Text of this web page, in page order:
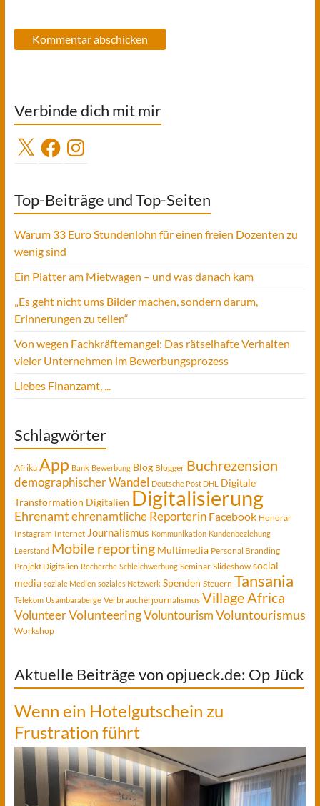
Verbinde dich mit mir
X FacebookInstagram
Top-Beiträge und Top-Seiten
Warum 33 Euro Stundenlohn für einen freien Dozenten zu
wenig sind
Ein Platter am Mietwagen – und was danach kam
„Es geht nicht ums Bilder machen, sondern darum,
Erinnerungen zu teilen“
Von wegen Fachkräftemangel: Das rätselhafte Verhalten
vieler Unternehmen im Bewerbungsprozess
Liebes Finanzamt, ...
Schlagwörter
Afrika App Bank Bewerbung Blog Blogger Buchrezension
demographischer Wandel Deutsche Post DHL
Digitale
Transformation Digitalien Digitalisierung
Ehrenamtehrenamtliche Reporterin Facebook Honorar
Instagram Internet Journalismus Kommunikation Kundenbeziehung
Leerstand Mobile reporting Multimedia Personal Branding
Projekt Digitalien Recherche Schleichwerbung Seminar Slideshow social
media soziale Medien soziales Netzwerk Spenden Steuern Tansania
Telekom Usambaraberge Verbraucherjournalismus Village Africa
VolunteerVolunteeringVoluntourismVoluntourismus
Workshop
Aktuelle Beiträge von opjueck.de: Op Jück
Wenn ein Hotelgutschein zu
Frustration führt